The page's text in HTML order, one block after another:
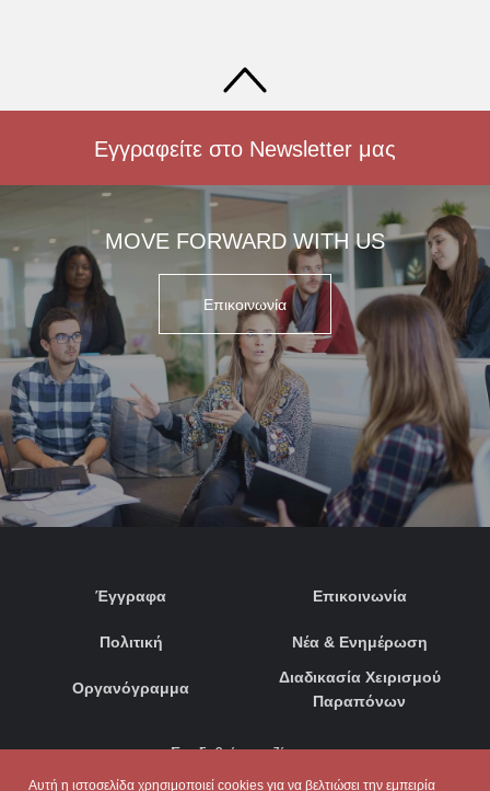
Αυτή η ιστοσελίδα χρησιμοποιεί cookies για να βελτιώσει την εμπειρία
Εγγραφείτε στο Newsletter μας
MOVE FORWARD WITH US
Επικοινωνία
Έγγραφα
Πολιτική
Οργανόγραμμα
Επικοινωνία
Νέα & Ενημέρωση
Διαδικασία Χειρισμού
Παραπόνων
Συνδεθείτε μαζί μας: